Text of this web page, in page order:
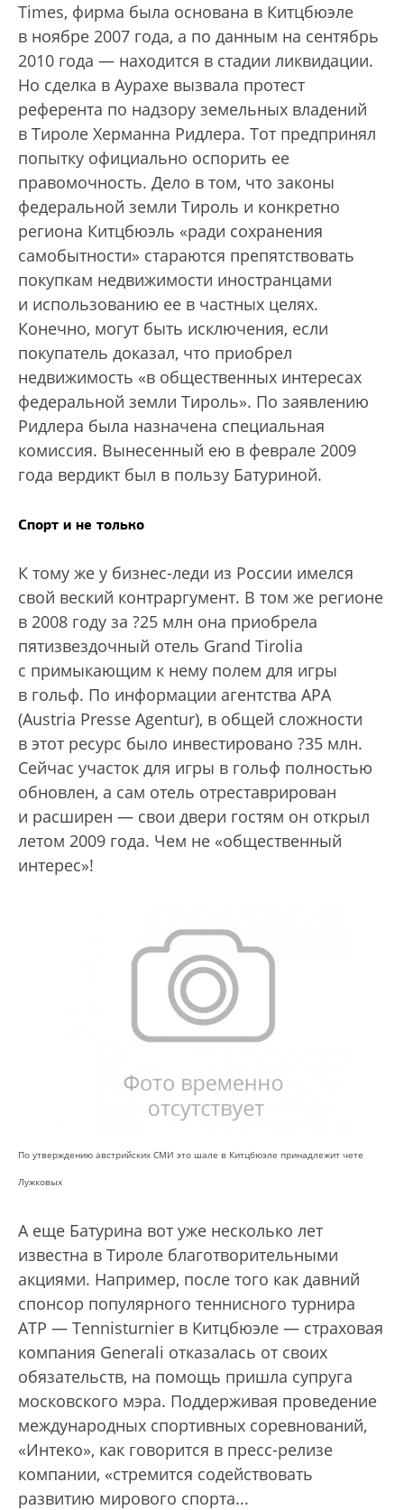
Times, фирма была основана в Китцбюэле
в ноябре 2007 года, а по данным на сентябрь
2010 года — находится в стадии ликвидации.
Но сделка в Аурахе вызвала протест
референта по надзору земельных владений
в Тироле Херманна Ридлера. Тот предпринял
попытку официально оспорить ее
правомочность. Дело в том, что законы
федеральной земли Тироль и конкретно
региона Китцбюэль «ради сохранения
самобытности» стараются препятствовать
покупкам недвижимости иностранцами
и использованию ее в частных целях.
Конечно, могут быть исключения, если
покупатель доказал, что приобрел
недвижимость «в общественных интересах
федеральной земли Тироль». По заявлению
Ридлера была назначена специальная
комиссия. Вынесенный ею в феврале 2009
года вердикт был в пользу Батуриной.
Спорт и не только
К тому же у бизнес-леди из России имелся
свой веский контраргумент. В том же регионе
в 2008 году за ?25 млн она приобрела
пятизвездочный отель Grand Tirolia
с примыкающим к нему полем для игры
в гольф. По информации агентства APA
(Austria Presse Agentur), в общей сложности
в этот ресурс было инвестировано ?35 млн.
Сейчас участок для игры в гольф полностью
обновлен, а сам отель отреставрирован
и расширен — свои двери гостям он открыл
летом 2009 года. Чем не «общественный
интерес»!
По утверждению австрийских СМИ это шале в Китцбюэле принадлежит чете
Лужковых
А еще Батурина вот уже несколько лет
известна в Тироле благотворительными
акциями. Например, после того как давний
спонсор популярного теннисного турнира
ATP — Tennisturnier в Китц­бюэле — страховая
компания Generali отказалась от своих
обязательств, на помощь пришла супруга
московского мэра. Поддерживая проведение
международных спортивных соревнований,
«Интеко», как говорится в пресс-релизе
компании, «стремится содействовать
развитию мирового спорта...